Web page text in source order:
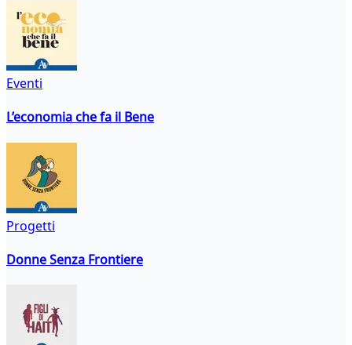
Eventi
L’economia che fa il Bene
Progetti
Donne Senza Frontiere